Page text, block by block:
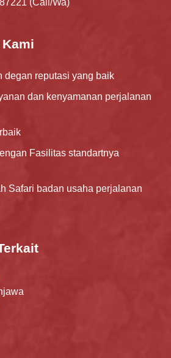
(Call/Wa)
degan reputasi yang baik
dan kenyamanan perjalanan
Fasilitas standartnya
Safari badan usaha perjalanan